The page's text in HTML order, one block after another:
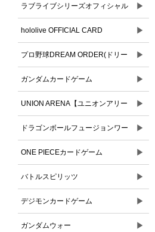
ラブライブシリーズオフィシャル
カードゲーム
▶
hololive OFFICIAL CARD
GAME(ホロライブオフィシャルカ
ードゲーム)
▶
プロ野球DREAM ORDER(ドリー
ムオーダー)
▶
ガンダムカードゲーム ▶
UNION ARENA【ユニオンアリー
ナ】
▶
ドラゴンボールフュージョンワー
ルド
▶
ONE PIECEカードゲーム ▶
バトルスピリッツ ▶
デジモンカードゲーム ▶
ガンダムウォー ▶